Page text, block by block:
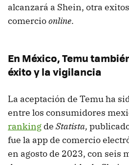
alcanzará a Shein, otra
comercioonline.
En México, Temu
éxito y la vigilancia
La aceptación de Temu ha
entre los consumidores
ranking de Statista,
fue la app de comercio
en agosto de 2023, con seis